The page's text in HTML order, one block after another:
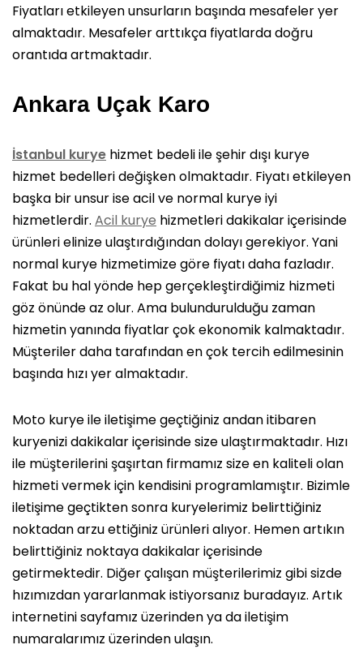
Fiyatları etkileyen unsurların başında mesafeler yer
almaktadır. Mesafeler arttıkça fiyatlarda doğru
orantıda artmaktadır.
Ankara Uçak Karo
İstanbul kurye hizmet bedeli ile şehir dışı kurye
hizmet bedelleri değişken olmaktadır. Fiyatı etkileyen
başka bir unsur ise acil ve normal kurye iyi
hizmetlerdir. Acil kurye hizmetleri dakikalar içerisinde
ürünleri elinize ulaştırdığından dolayı gerekiyor. Yani
normal kurye hizmetimize göre fiyatı daha fazladır.
Fakat bu hal yönde hep gerçekleştirdiğimiz hizmeti
göz önünde az olur. Ama bulundurulduğu zaman
hizmetin yanında fiyatlar çok ekonomik kalmaktadır.
Müşteriler daha tarafından en çok tercih edilmesinin
başında hızı yer almaktadır.
Moto kurye ile iletişime geçtiğiniz andan itibaren
kuryenizi dakikalar içerisinde size ulaştırmaktadır. Hızı
ile müşterilerini şaşırtan firmamız size en kaliteli olan
hizmeti vermek için kendisini programlamıştır. Bizimle
iletişime geçtikten sonra kuryelerimiz belirttiğiniz
noktadan arzu ettiğiniz ürünleri alıyor. Hemen artıkın
belirttiğiniz noktaya dakikalar içerisinde
getirmektedir. Diğer çalışan müşterilerimiz gibi sizde
hızımızdan yararlanmak istiyorsanız buradayız. Artık
internetini sayfamız üzerinden ya da iletişim
numaralarımız üzerinden ulaşın.